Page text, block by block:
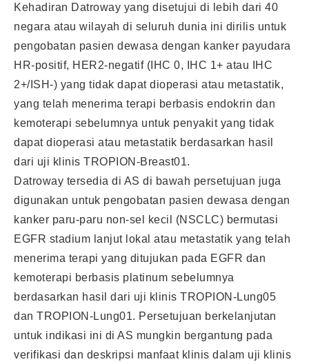
Kehadiran Datroway yang disetujui di lebih dari 40
negara atau wilayah di seluruh dunia ini dirilis untuk
pengobatan pasien dewasa dengan kanker payudara
HR-positif, HER2-negatif (IHC 0, IHC 1+ atau IHC
2+/ISH-) yang tidak dapat dioperasi atau metastatik,
yang telah menerima terapi berbasis endokrin dan
kemoterapi sebelumnya untuk penyakit yang tidak
dapat dioperasi atau metastatik berdasarkan hasil
dari uji klinis TROPION-Breast01.
Datroway tersedia di AS di bawah persetujuan juga
digunakan untuk pengobatan pasien dewasa dengan
kanker paru-paru non-sel kecil (NSCLC) bermutasi
EGFR stadium lanjut lokal atau metastatik yang telah
menerima terapi yang ditujukan pada EGFR dan
kemoterapi berbasis platinum sebelumnya
berdasarkan hasil dari uji klinis TROPION-Lung05
dan TROPION-Lung01. Persetujuan berkelanjutan
untuk indikasi ini di AS mungkin bergantung pada
verifikasi dan deskripsi manfaat klinis dalam uji klinis